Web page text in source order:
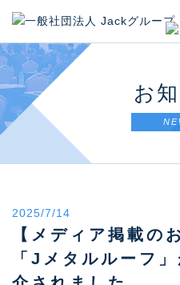
お
2025/7/14
【メディア掲載の
「Jメタルルーフ